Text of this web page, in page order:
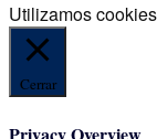
Utilizamos
Cerrar
Privacy Overview